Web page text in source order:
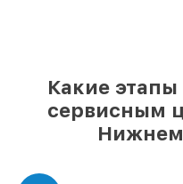
Какие
сервисным